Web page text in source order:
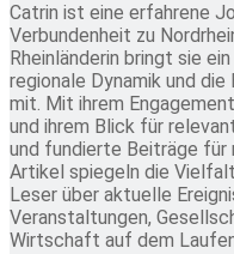
Catrin ist eine erfahrene
Verbundenheit zu
Rheinländerin bringt sie
regionale Dynamik und
mit. Mit ihrem
und ihrem Blick für
und fundierte Beiträge für
Artikel spiegeln die
Leser über aktuelle
Veranstaltungen,
Wirtschaft auf dem